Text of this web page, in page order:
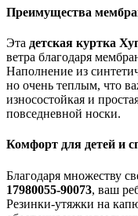
Преимущества
Эта детская куртка
ветра благодаря
Наполнение из
но очень теплым, что
износостойкая и
повседневной носки.
Комфорт для детей и
Благодаря множеству
17980055-90073, ваш
Резинки-утяжки на